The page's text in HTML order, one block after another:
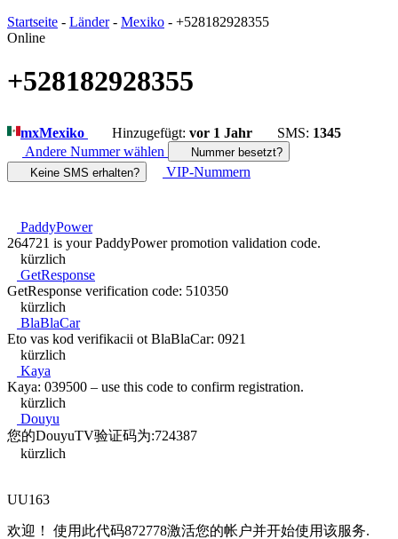
Startseite - Länder- Mexiko - +528182928355
Online
+528182928355
mxMexiko Hinzugefügt: vor 1 Jahr SMS: 1345
Andere Nummer wählen
Nummer besetzt?
Keine SMS erhalten?
VIP-Nummern
PaddyPower
264721 is your PaddyPower promotion validation code.
kürzlich
GetResponse
GetResponse verification code: 510350
kürzlich
BlaBlaCar
Eto vas kod verifikacii ot BlaBlaCar: 0921
kürzlich
Kaya
Kaya: 039500 – use this code to confirm registration.
kürzlich
Douyu
您的DouyuTV验证码为:724387
kürzlich
UU163
欢迎！ 使用此代码872778激活您的帐户并开始使用该服务.